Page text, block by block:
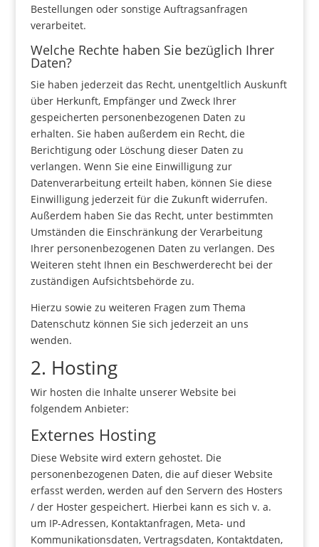
Bestellungen oder sonstige Auftragsanfragen
verarbeitet.
Welche Rechte haben Sie bezüglich Ihrer
Daten?
Sie haben jederzeit das Recht, unentgeltlich Auskunft
über Herkunft, Empfänger und Zweck Ihrer
gespeicherten personenbezogenen Daten zu
erhalten. Sie haben außerdem ein Recht, die
Berichtigung oder Löschung dieser Daten zu
verlangen. Wenn Sie eine Einwilligung zur
Datenverarbeitung erteilt haben, können Sie diese
Einwilligung jederzeit für die Zukunft widerrufen.
Außerdem haben Sie das Recht, unter bestimmten
Umständen die Einschränkung der Verarbeitung
Ihrer personenbezogenen Daten zu verlangen. Des
Weiteren steht Ihnen ein Beschwerderecht bei der
zuständigen Aufsichtsbehörde zu.
Hierzu sowie zu weiteren Fragen zum Thema
Datenschutz können Sie sich jederzeit an uns
wenden.
2. Hosting
Wir hosten die Inhalte unserer Website bei
folgendem Anbieter:
Externes Hosting
Diese Website wird extern gehostet. Die
personenbezogenen Daten, die auf dieser Website
erfasst werden, werden auf den Servern des Hosters
/ der Hoster gespeichert. Hierbei kann es sich v. a.
um IP-Adressen, Kontaktanfragen, Meta- und
Kommunikationsdaten, Vertragsdaten, Kontaktdaten,